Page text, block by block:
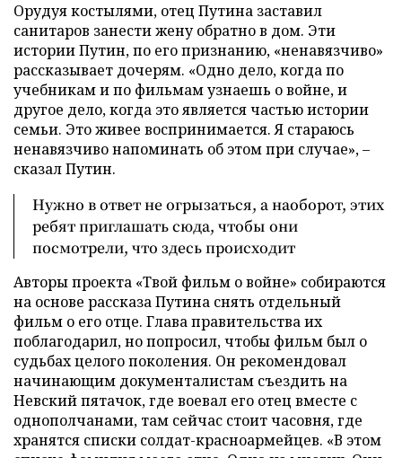
Орудуя костылями, отец Путина заставил
санитаров занести жену обратно в дом. Эти
истории Путин, по его признанию, «ненавязчиво»
рассказывает дочерям. «Одно дело, когда по
учебникам и по фильмам узнаешь о войне, и
другое дело, когда это является частью истории
семьи. Это живее воспринимается. Я стараюсь
ненавязчиво напоминать об этом при случае», –
сказал Путин.
Нужно в ответ не огрызаться, а наоборот, этих
ребят приглашать сюда, чтобы они
посмотрели, что здесь происходит
Авторы проекта «Твой фильм о войне» собираются
на основе рассказа Путина снять отдельный
фильм о его отце. Глава правительства их
поблагодарил, но попросил, чтобы фильм был о
судьбах целого поколения. Он рекомендовал
начинающим документалистам съездить на
Невский пятачок, где воевал его отец вместе с
однополчанами, там сейчас стоит часовня, где
хранятся списки солдат-красноармейцев. «В этом